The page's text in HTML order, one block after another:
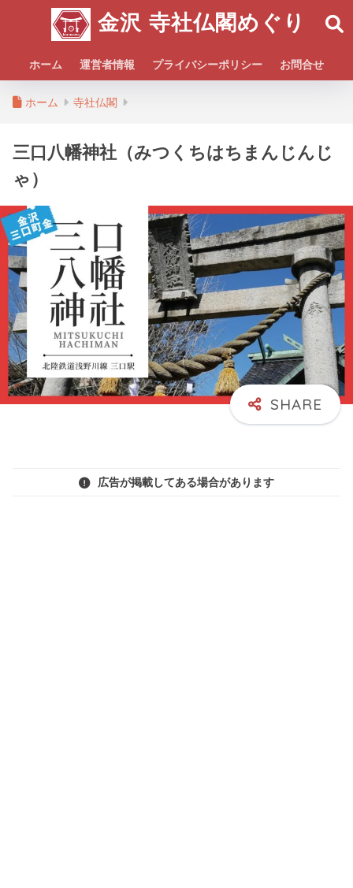
金沢 寺社仏閣めぐり
ホーム 運営者情報 プライバシーポリシー お問合せ
ホーム 寺社仏閣
三口八幡神社（みつくちはちまんじんじ
ゃ）
広告が掲載してある場合があります